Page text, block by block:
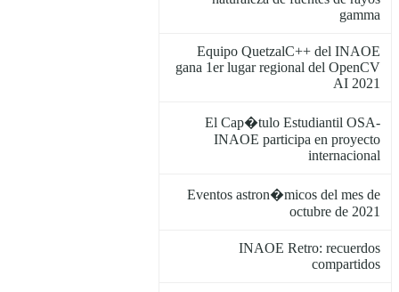
gamma
Equipo QuetzalC++ del INAOE
gana 1er lugar regional del OpenCV
AI 2021
El Cap�tulo Estudiantil OSA-
INAOE participa en proyecto
internacional
Eventos astron�micos del mes de
octubre de 2021
INAOE Retro: recuerdos
compartidos